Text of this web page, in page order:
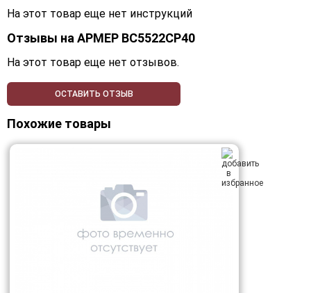
На этот товар еще нет инструкций
Отзывы на АРМЕР ВС5522СР40
На этот товар еще нет отзывов.
ОСТАВИТЬ ОТЗЫВ
Похожие товары